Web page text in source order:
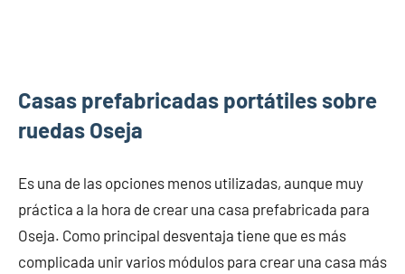
Casas prefabricadas portátiles sobre
ruedas Oseja
Es una de las opciones menos utilizadas, aunque muy
práctica a la hora de crear una casa prefabricada para
Oseja. Como principal desventaja tiene que es más
complicada unir varios módulos para crear una casa más